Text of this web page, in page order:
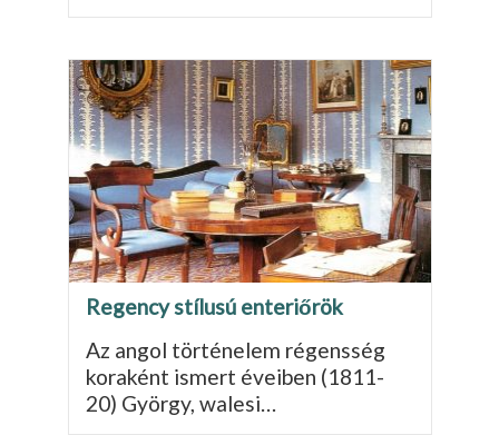
Regency stílusú enteriőrök
Az angol történelem régensség
koraként ismert éveiben (1811-
20) György, walesi…